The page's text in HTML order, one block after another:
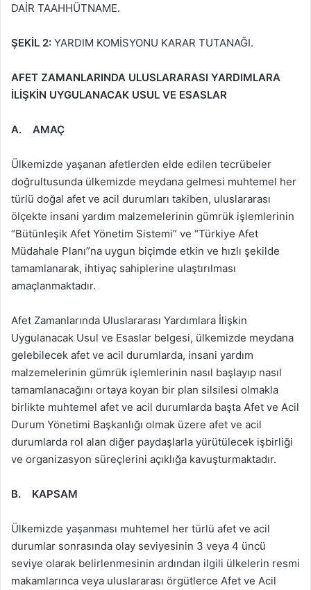
DAİR TAAHHÜTNAME.
ŞEKİL 2: YARDIM KOMİSYONU KARAR TUTANAĞI.
AFET ZAMANLARINDA ULUSLARARASI YARDIMLARA
İLİŞKİN UYGULANACAK USUL VE ESASLAR
A. AMAÇ
Ülkemizde yaşanan afetlerden elde edilen tecrübeler
doğrultusunda ülkemizde meydana gelmesi muhtemel her
türlü doğal afet ve acil durumları takiben, uluslararası
ölçekte insani yardım malzemelerinin gümrük işlemlerinin
“Bütünleşik Afet Yönetim Sistemi” ve “Türkiye Afet
Müdahale Planı”na uygun biçimde etkin ve hızlı şekilde
tamamlanarak, ihtiyaç sahiplerine ulaştırılması
amaçlanmaktadır.
Afet Zamanlarında Uluslararası Yardımlara İlişkin
Uygulanacak Usul ve Esaslar belgesi, ülkemizde meydana
gelebilecek afet ve acil durumlarda, insani yardım
malzemelerinin gümrük işlemlerinin nasıl başlayıp nasıl
tamamlanacağını ortaya koyan bir plan silsilesi olmakla
birlikte muhtemel afet ve acil durumlarda başta Afet ve Acil
Durum Yönetimi Başkanlığı olmak üzere afet ve acil
durumlarda rol alan diğer paydaşlarla yürütülecek işbirliği
ve organizasyon süreçlerini açıklığa kavuşturmaktadır.
B. KAPSAM
Ülkemizde yaşanması muhtemel her türlü afet ve acil
durumlar sonrasında olay seviyesinin 3 veya 4 üncü
seviye olarak belirlenmesinin ardından ilgili ülkelerin resmi
makamlarınca veya uluslararası örgütlerce Afet ve Acil